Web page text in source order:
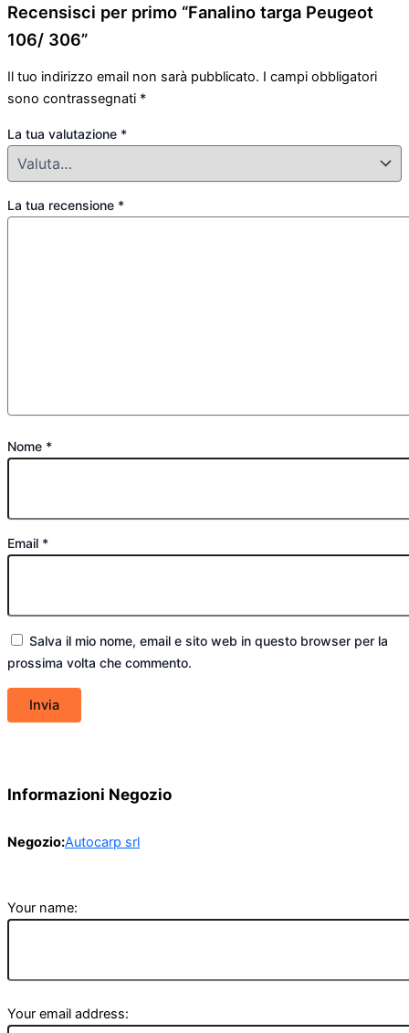
Recensisci per primo “Fanalino targa Peugeot
106/ 306”
Il tuo indirizzo email non sarà pubblicato. I campi obbligatori
sono contrassegnati *
La tua valutazione *
La tua recensione *
Nome *
Email *
Salva il mio nome, email e sito web in questo browser per la
prossima volta che commento.
Informazioni Negozio
Negozio:Autocarp srl
Your name:
Your email address: